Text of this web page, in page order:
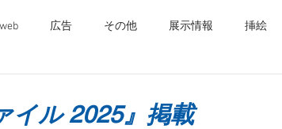
web 広告 その他 展示情報 挿絵
イル 2025』掲載